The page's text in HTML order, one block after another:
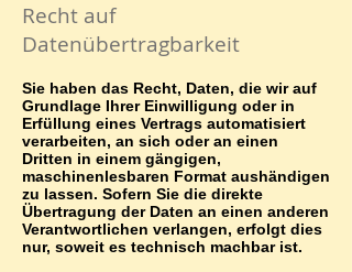
Recht auf
Datenübertragbarkeit
Sie haben das Recht, Daten, die wir auf
Grundlage Ihrer Einwilligung oder in
Erfüllung eines Vertrags automatisiert
verarbeiten, an sich oder an einen
Dritten in einem gängigen,
maschinenlesbaren Format aushändigen
zu lassen. Sofern Sie die direkte
Übertragung der Daten an einen anderen
Verantwortlichen verlangen, erfolgt dies
nur, soweit es technisch machbar ist.